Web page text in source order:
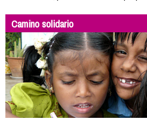
Camino solidario